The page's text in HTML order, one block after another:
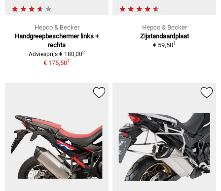
Hepco & Becker
Handgreepbeschermer links +
rechts
Adviesprijs € 180,002
€ 175,501
Hepco & Becker
Zijstandaardplaat
€ 59,501